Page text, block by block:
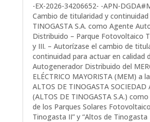
-EX-2026-34206652- -APN-
Cambio de titularidad y continuidad
TINOGASTA S.A. como Agente
Distribuido – Parque Fotovoltaico
y III. – Autorízase el cambio de
continuidad para actuar en calidad
Autogenerador Distribuido del
ELÉCTRICO MAYORISTA (MEM) a
ALTOS DE TINOGASTA
(ALTOS DE TINOGASTA S.A.)
de los Parques Solares
Tinogasta II” y “Altos de Tinogasta